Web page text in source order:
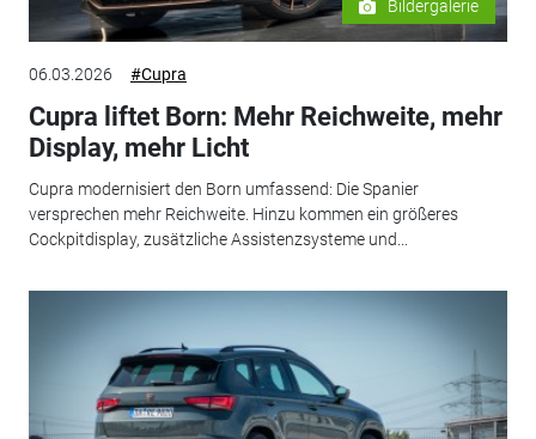
Bildergalerie
06.03.2026 #Cupra
Cupra liftet Born: Mehr Reichweite, mehr
Display, mehr Licht
Cupra modernisiert den Born umfassend: Die Spanier
versprechen mehr Reichweite. Hinzu kommen ein größeres
Cockpitdisplay, zusätzliche Assistenzsysteme und...